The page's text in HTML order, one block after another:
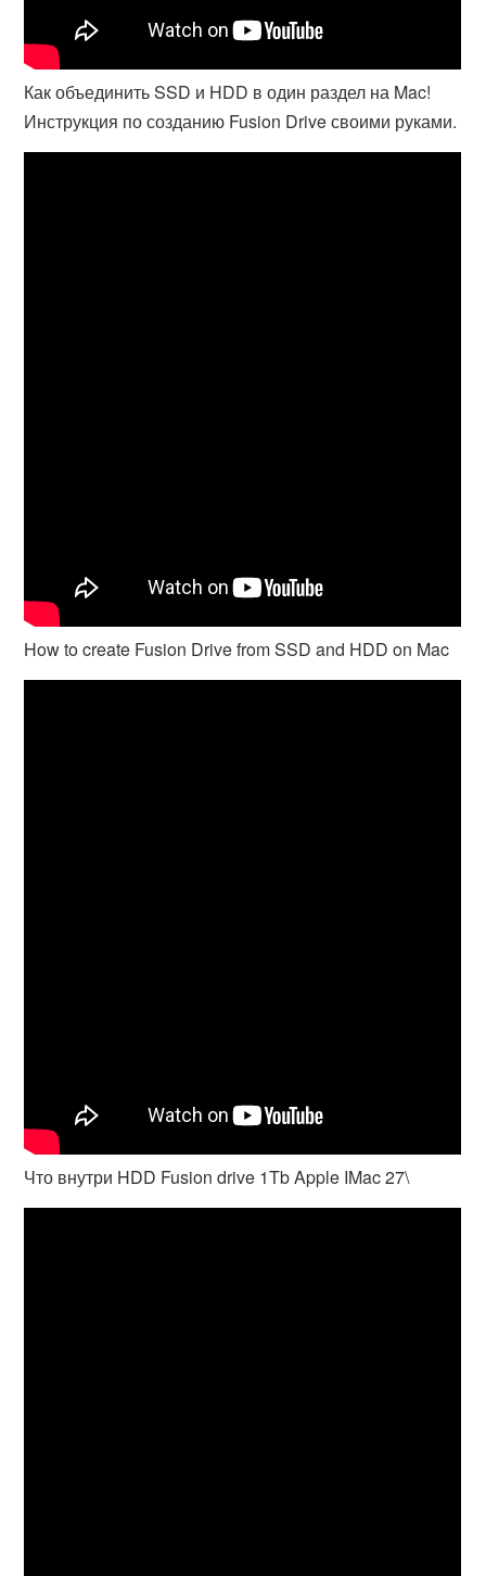
Как объединить SSD и HDD в один раздел на Mac!
Инструкция по созданию Fusion Drive своими руками.
How to create Fusion Drive from SSD and HDD on Mac
Что внутри HDD Fusion drive 1Tb Apple IMac 27\